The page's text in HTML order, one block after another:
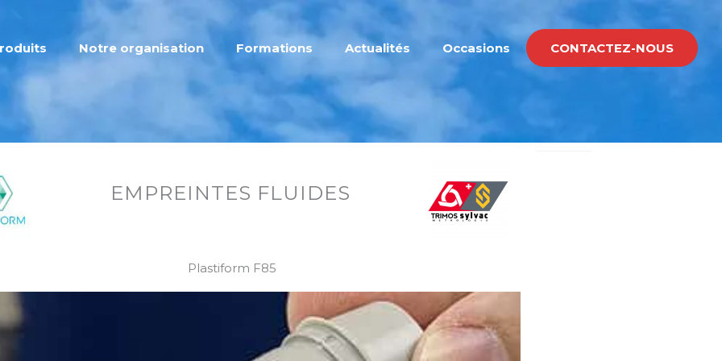
Notre organisation Formations Actualités Occasions CONTACTEZ-NOUS
EMPREINTES FLUIDES
Plastiform F85